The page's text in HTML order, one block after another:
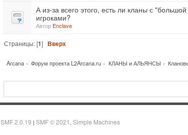
А из-за всего этого, есть ли кланы с
игроками?
Автор Enclave
Страницы: [1]Вверх
Arcana» Форум проекта L2Arcana.ru » КЛАНЫ и АЛЬЯНСЫ »
SMF 2.0.19 | SMF © 2021 Simple Machines